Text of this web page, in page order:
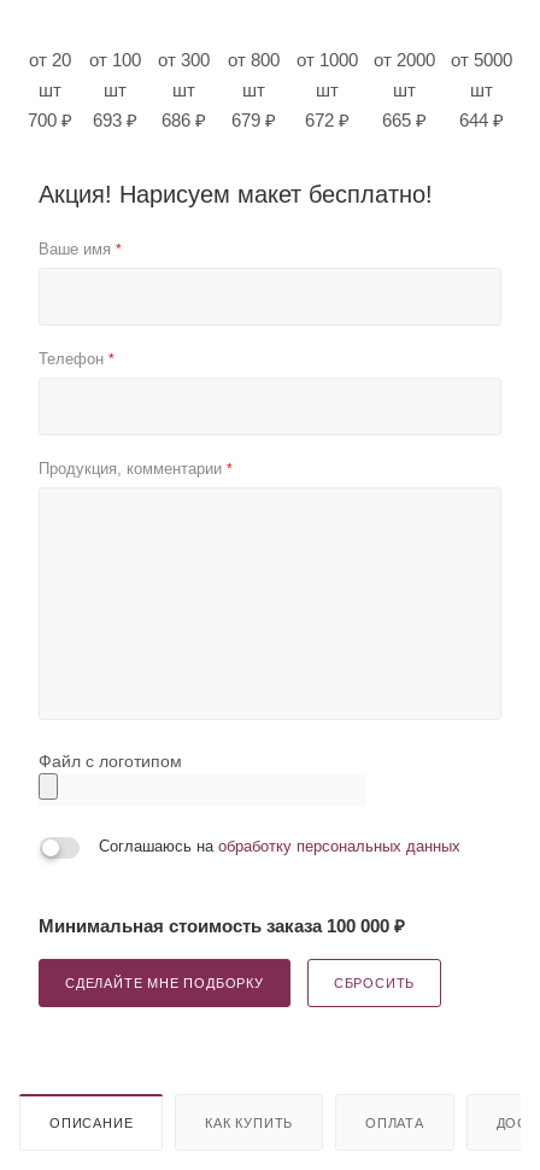
от 20
шт
700 ₽
от 100
шт
693 ₽
от 300
шт
686 ₽
от 800
шт
679 ₽
от 1000
шт
672 ₽
от 2000
шт
665 ₽
от 5000
шт
644 ₽
Акция! Нарисуем макет бесплатно!
Ваше имя *
Телефон *
Продукция, комментарии *
Файл с логотипом
Соглашаюсь на обработку персональных данных
Минимальная стоимость заказа 100 000 ₽
СДЕЛАЙТЕ МНЕ ПОДБОРКУ СБРОСИТЬ
ОПИСАНИЕ КАК КУПИТЬ ОПЛАТА